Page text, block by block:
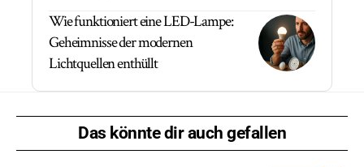
Wie funktioniert eine LED-Lampe:
Geheimnisse der modernen
Lichtquellen enthüllt
Das könnte dir auch gefallen